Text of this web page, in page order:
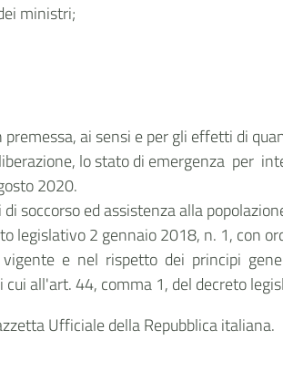
ministri;
premessa, ai sensi e per gli effetti di
lo stato di emergenza per
2020.
soccorso ed assistenza alla
2 gennaio 2018, n. 1, con
e nel rispetto dei principi
all'art. 44, comma 1, del decreto
Ufficiale della Repubblica italiana.